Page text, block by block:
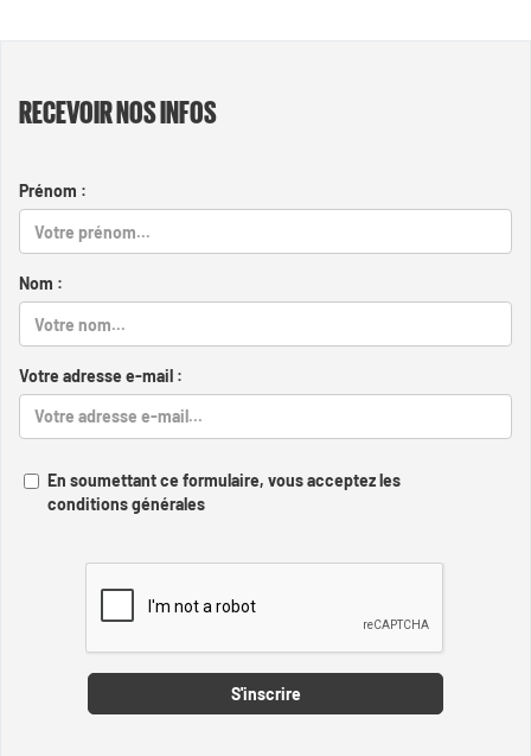
RECEVOIR NOS INFOS
Prénom :
Nom :
Votre adresse e-mail :
En soumettant ce formulaire, vous acceptez les
conditions générales
S'inscrire